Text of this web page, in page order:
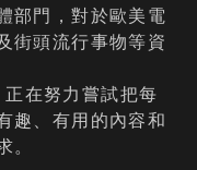
部門，對於歐美電
街頭流行事物等資
在努力嘗試把每
趣、有用的內容和
。